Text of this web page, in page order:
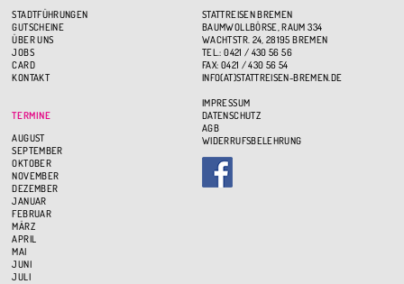
STADTFÜHRUNGEN
GUTSCHEINE
ÜBER UNS
JOBS
CARD
KONTAKT
TERMINE
AUGUST
SEPTEMBER
OKTOBER
NOVEMBER
DEZEMBER
JANUAR
FEBRUAR
MÄRZ
APRIL
MAI
JUNI
JULI
STATTREISEN BREMEN
BAUMWOLLBÖRSE, RAUM 334
WACHTSTR. 24, 28195 BREMEN
TEL.: 0421 / 430 56 56
FAX: 0421 / 430 56 54
INFO(AT)STATTREISEN-BREMEN.DE
IMPRESSUM
DATENSCHUTZ
AGB
WIDERRUFSBELEHRUNG